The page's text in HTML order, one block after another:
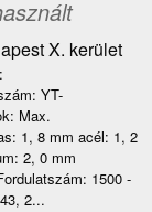
X. kerület
YT-
Max.
1, 8 mm acél: 1, 2
2, 0 mm
1500 -
2...